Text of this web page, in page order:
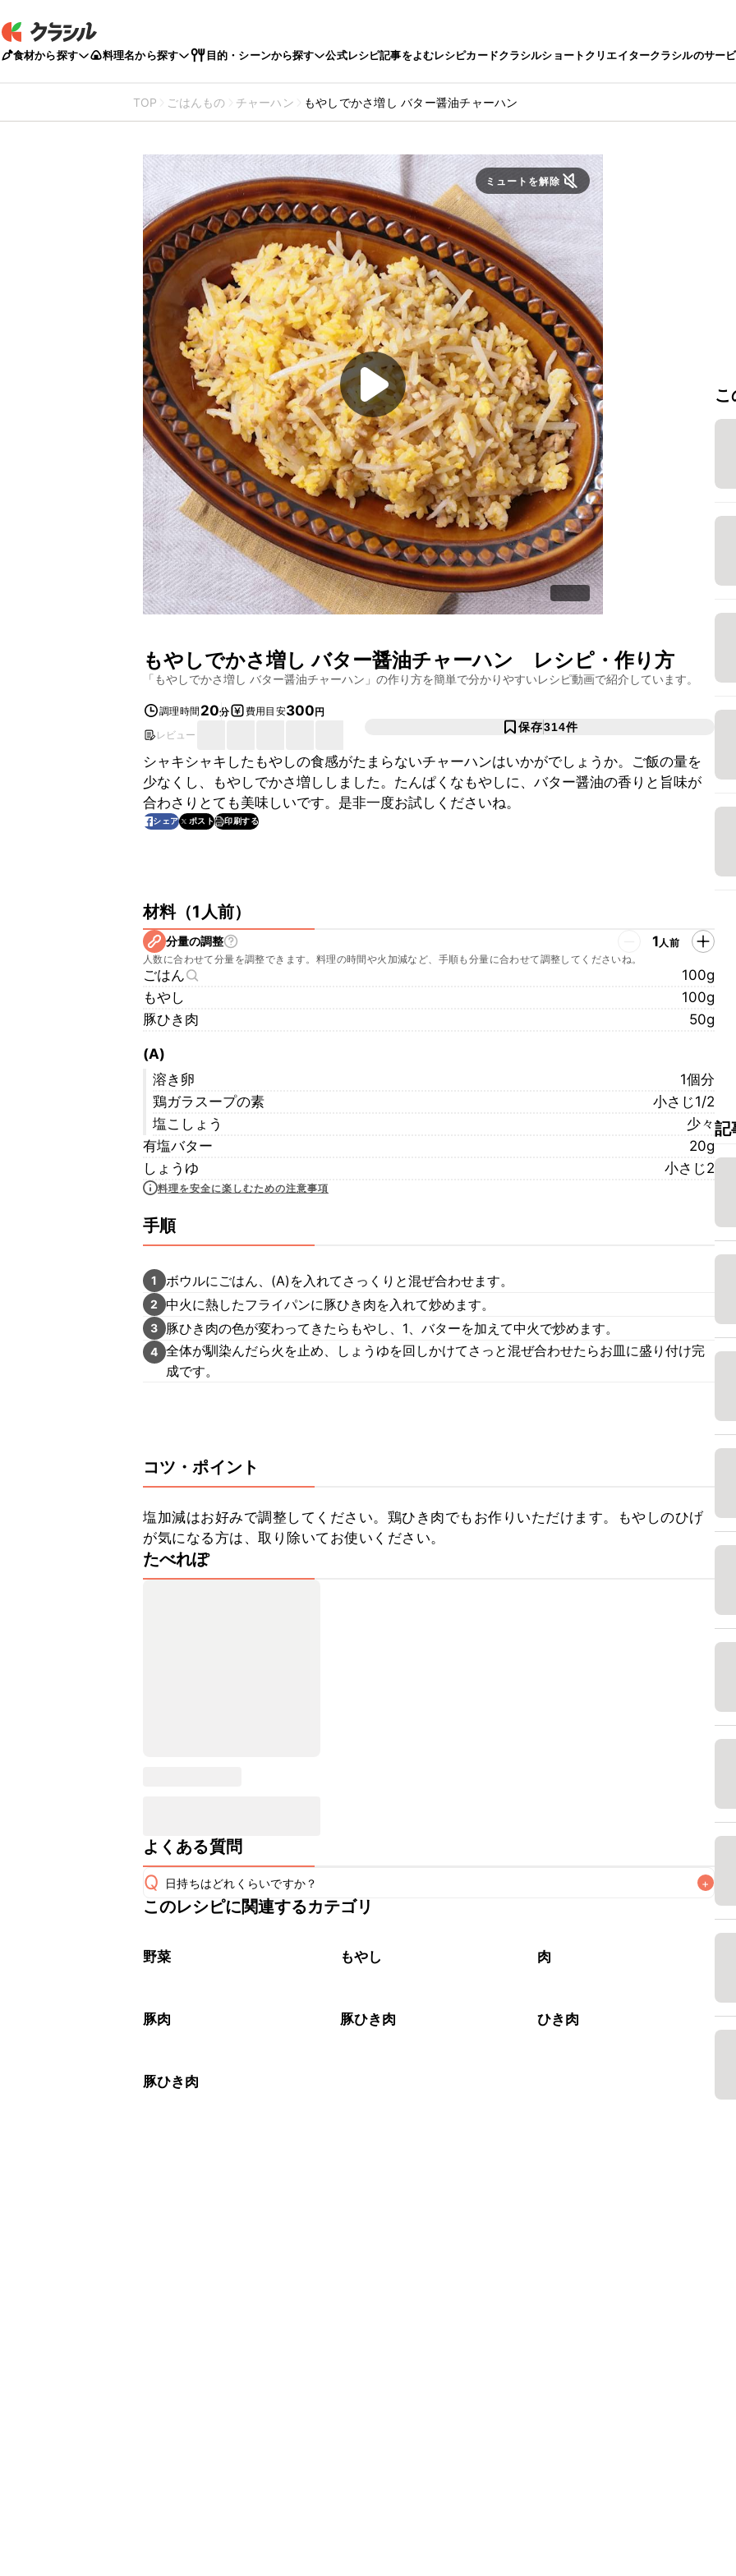
食材から探す 料理名から探す 目的・シーンから探す 公式レシピ記事をよむレシピカードクラシルショートクリエイタークラシルのサー
TOP ごはんもの チャーハン もやしでかさ増し バター醤油チャーハン
ミュートを解除
もやしでかさ増し バター醤油チャーハン レシピ・作り方
「もやしでかさ増し バター醤油チャーハン 」の作り方を簡単で分かりやすいレシピ動画で紹介しています。
調理時間 20分 費用目安300円
レビュー
保存314件
シャキシャキしたもやしの食感がたまらないチャーハンはいかがでしょうか。ご飯の量を
少なくし、もやしでかさ増ししました。たんぱくなもやしに、バター醤油の香りと旨味が
合わさりとても美味しいです。是非一度お試しくださいね。
シェア ポスト 印刷する
材料（1人前）
分量の調整 1人前
人数に合わせて分量を調整できます。料理の時間や火加減など、手順も分量に合わせて調整してくださいね。
ごはん
100g
もやし
100g
豚ひき肉
50g
(A)
溶き卵
1個分
鶏ガラスープの素
小さじ1/2
塩こしょう
少々
有塩バター
20g
しょうゆ
小さじ2
料理を安全に楽しむための注意事項
手順
1 ボウルにごはん、(A)を入れてさっくりと混ぜ合わせます。
2 中火に熱したフライパンに豚ひき肉を入れて炒めます。
3 豚ひき肉の色が変わってきたらもやし、1、バターを加えて中火で炒めます。
4 全体が馴染んだら火を止め、しょうゆを回しかけてさっと混ぜ合わせたらお皿に盛り付け完
成です。
コツ・ポイント
塩加減はお好みで調整してください。鶏ひき肉でもお作りいただけます。もやしのひげ
が気になる方は、取り除いてお使いください。
たべれぽ
よくある質問
Q 日持ちはどれくらいですか？ +
保存期間は冷蔵で当日中が目安です。なるべくお早めにお召し上がりください。
※日持ちは目安です。
このレシピに関連するカテゴリ
野菜 もやし 肉
豚肉 豚ひき肉 ひき肉
豚ひき肉
記